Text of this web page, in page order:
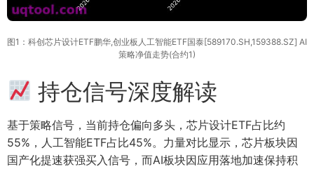
图1：科创芯片设计ETF鹏华,创业板人工智能ETF国泰[589170.SH,159388.SZ] AI
策略净值走势(合约1)
持仓信号深度解读
基于策略信号，当前持仓偏向多头，芯片设计ETF占比约
55%，人工智能ETF占比45%。力量对比显示，芯片板块因
国产化提速获强买入信号，而AI板块因应用落地加速保持积